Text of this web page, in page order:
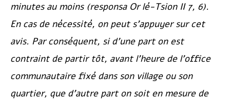
minutes au moins (responsa Or lé-TsionII 7, 6).
En cas de nécessité, on peut s’appuyer sur cet
avis. Par conséquent, si d’une part on est
contraint de partir tôt, avant l’heure de l’office
communautaire fixé dans son village ou son
quartier, que d’autre part on soit en mesure de